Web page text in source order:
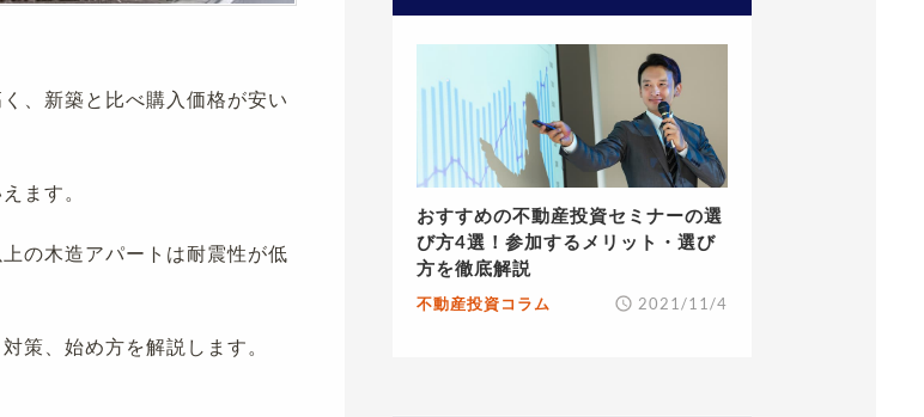
、新築と比べ購入価格が安い
ます。
の木造アパートは耐震性が低
策、始め方を解説します。
おすすめの不動産投資セミナーの選
び方4選！参加するメリット・選び
方を徹底解説
不動産投資コラム 2021/11/4